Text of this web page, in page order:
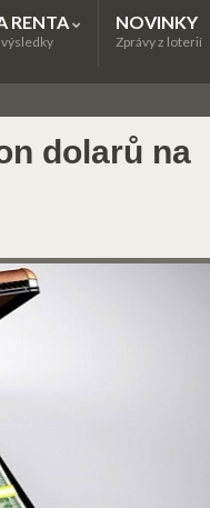
RENTA NOVINKY
Zprávy z loterií
dolarů na